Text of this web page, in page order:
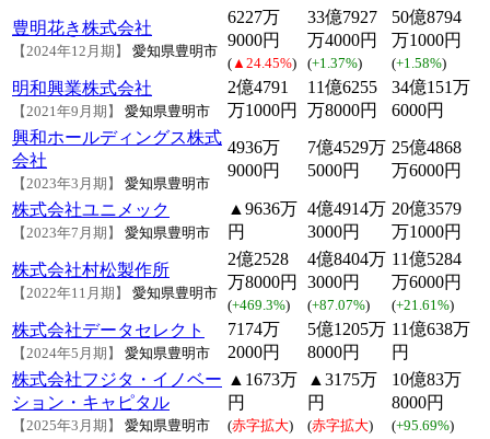
豊明花き株式会社
【2024年12月期】 愛知県豊明市
6227万
9000円
( ▲24.45%)
33億7927
万4000円
(+1.37%)
50億8794
万1000円
(+1.58%)
明和興業株式会社
【2021年9月期】 愛知県豊明市
2億4791
万1000円
11億6255
万8000円
34億151万
6000円
興和ホールディングス株式
会社
【2023年3月期】 愛知県豊明市
4936万
9000円
7億4529万
5000円
25億4868
万6000円
株式会社ユニメック
【2023年7月期】 愛知県豊明市
▲9636万
円
4億4914万
3000円
20億3579
万1000円
株式会社村松製作所
【2022年11月期】 愛知県豊明市
2億2528
万8000円
(+469.3%)
4億8404万
3000円
(+87.07%)
11億5284
万6000円
(+21.61%)
株式会社データセレクト
【2024年5月期】 愛知県豊明市
7174万
2000円
5億1205万
8000円
11億638万
円
株式会社フジタ・イノベー
ション・キャピタル
【2025年3月期】 愛知県豊明市
▲1673万
円
(赤字拡大)
▲3175万
円
(赤字拡大)
10億83万
8000円
(+95.69%)